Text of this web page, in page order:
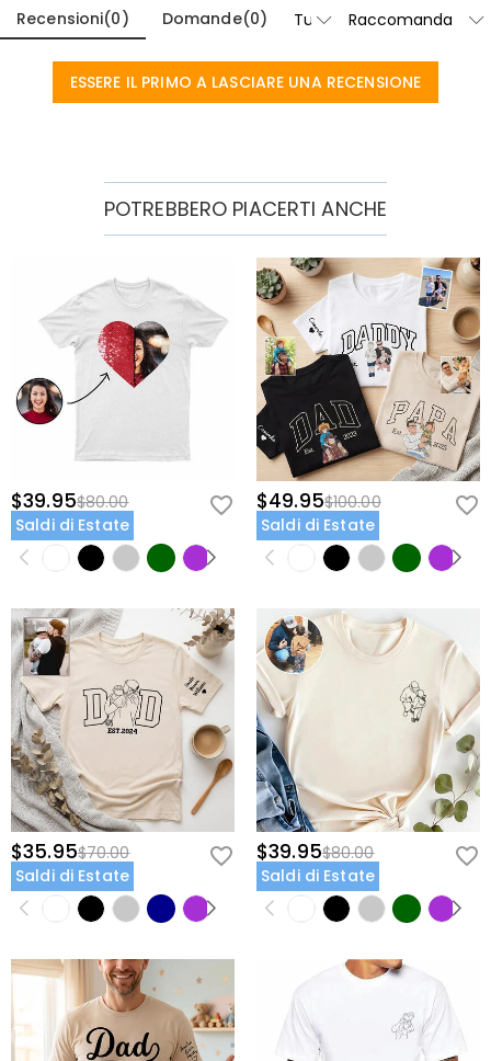
Progettata per il "Miglior Papà di Sempre"
● Tecnologia di Trasferimento Termico di Precisione: Il nostro
avanzato processo di stampa a caldo assicura che i design
rimangano vividi e resistenti alle crepe, anche dopo innumerevoli
● Cuciture Rinforzate: Collo e maniche con doppia cucitura offrono
lavoro in giardino alle coccole sul divano.
Regalagli il dono di essere visto, conosciuto e
celebrato; personalizza la sua eredità oggi.
Informazioni di Base
Stagione Applicabile:
Tessuto:Puro Cotone
Versione
Recensioni(0) Domande(0)
ESSERE IL PRIMO A LASCIARE UNA RECENSIONE
POTREBBERO PIACERTI ANCHE
$39.95$80.00
Saldi di Estate
$49.95$100.00
Saldi di Estate
$35.95$70.00
Saldi di Estate
$39.95$80.00
Saldi di Estate